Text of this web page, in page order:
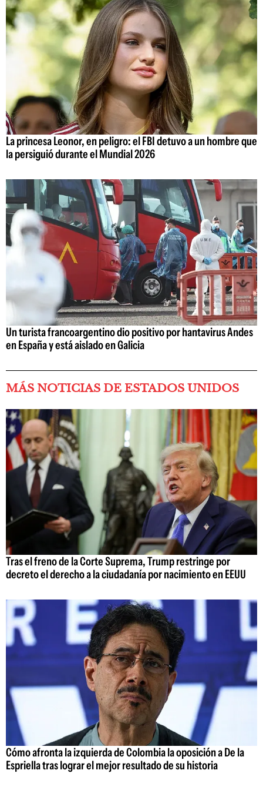
La princesa Leonor, en peligro: el FBI detuvo a un hombre que
la persiguió durante el Mundial 2026
Un turista francoargentino dio positivo por hantavirus Andes
en España y está aislado en Galicia
MÁS NOTICIAS DE ESTADOS UNIDOS
Tras el freno de la Corte Suprema, Trump restringe por
decreto el derecho a la ciudadanía por nacimiento en EEUU
Cómo afronta la izquierda de Colombia la oposición a De la
Espriella tras lograr el mejor resultado de su historia